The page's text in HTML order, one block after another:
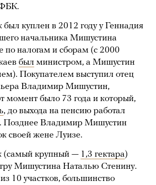
был куплен в 2012 году у Геннадия
начальника Мишустина
по налогам и сборам (с 2000
был министром, а Мишустин
Покупателем выступил отец
Владимир Мишустин,
момент было 73 года и который,
, до выхода на пенсию работал
Позднее Владимир Мишустин
своей жене Луизе.
(самый крупный — 1,3 гектара)
Мишустина Наталью Стенину.
10 участков, большинство